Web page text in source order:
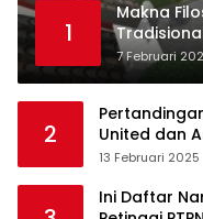
1
Makna
7 Februari
2
United dan
13 Februari 2025
Ini Daftar